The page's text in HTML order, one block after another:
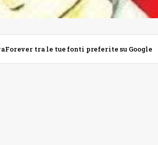
tra le tue fonti preferite su Google